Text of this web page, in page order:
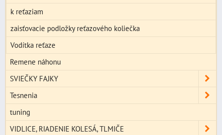
k reťaziam
zaisťovacie podložky reťazového koliečka
Vodítka reťaze
Remene náhonu
SVIEČKY FAJKY
Tesnenia
tuning
VIDLICE, RIADENIE KOLESÁ, TLMIČE